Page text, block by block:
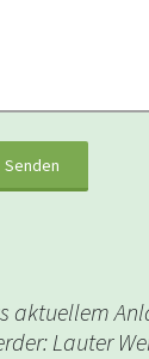
aktuellem
Lauter